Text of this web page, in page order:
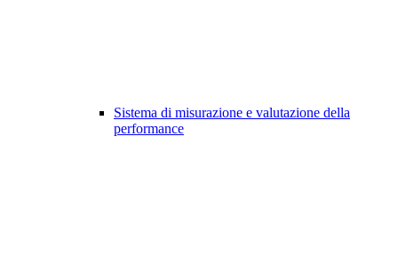
Sistema di misurazione e valutazione della
performance